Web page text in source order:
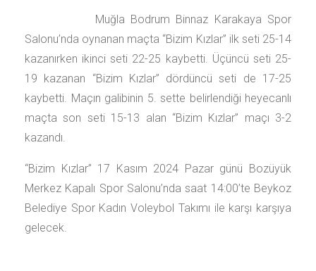
Muğla Bodrum Binnaz Karakaya Spor
Salonu’nda oynanan maçta “Bizim Kızlar” ilk seti 25-14
kazanırken ikinci seti 22-25 kaybetti. Üçüncü seti 25-
19 kazanan “Bizim Kızlar” dördüncü seti de 17-25
kaybetti. Maçın galibinin 5. sette belirlendiği heyecanlı
maçta son seti 15-13 alan “Bizim Kızlar” maçı 3-2
kazandı.
“Bizim Kızlar” 17 Kasım 2024 Pazar günü Bozüyük
Merkez Kapalı Spor Salonu’nda saat 14:00’te Beykoz
Belediye Spor Kadın Voleybol Takımı ile karşı karşıya
gelecek.